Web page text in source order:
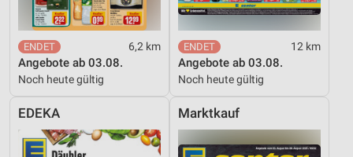
6,2 km
Angebote ab 03.08.
Noch heute gültig
12 km
Angebote ab 03.08.
Noch heute gültig
EDEKA Marktkauf
Quellen
Verwendung reduzierter Daten zur Auswahl von
Inhalten
IAB-Besonderheiten:
Verwendung genauer Standortdaten